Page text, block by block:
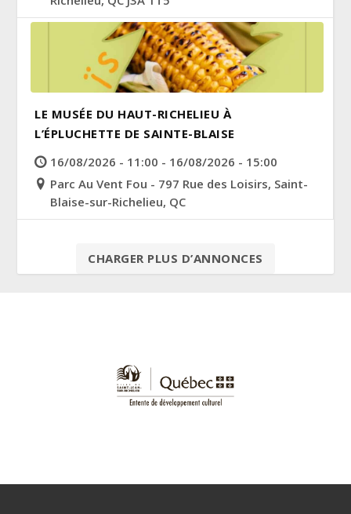
LE MUSÉE DU HAUT-RICHELIEU À
L’ÉPLUCHETTE DE SAINTE-BLAISE
16/08/2026 - 11:00 - 16/08/2026 - 15:00
Parc Au Vent Fou - 797 Rue des Loisirs, Saint-
Blaise-sur-Richelieu, QC
CHARGER PLUS D’ANNONCES